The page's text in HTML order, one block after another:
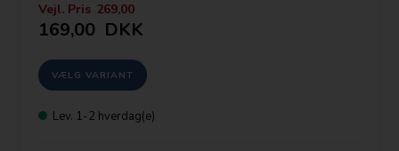
Nylon zip and button and bar fastening
Wide belt loops
Two side pockets
One inset back pocket with flap and button fastening
Supplied on trouser hanger
,Regular and Tall
Vejl. Pris 269,00
169,00 DKK
Lev. 1-2 hverdag(e)